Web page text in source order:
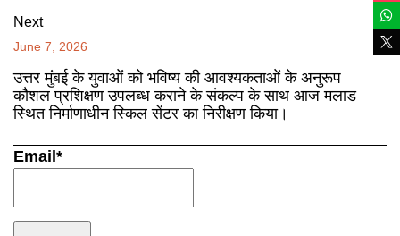
Next
June 7, 2026
उत्तर मुंबई के युवाओं को भविष्य की आवश्यकताओं के अनुरूप
कौशल प्रशिक्षण उपलब्ध कराने के संकल्प के साथ आज मलाड
स्थित निर्माणाधीन स्किल सेंटर का निरीक्षण किया।
Email*